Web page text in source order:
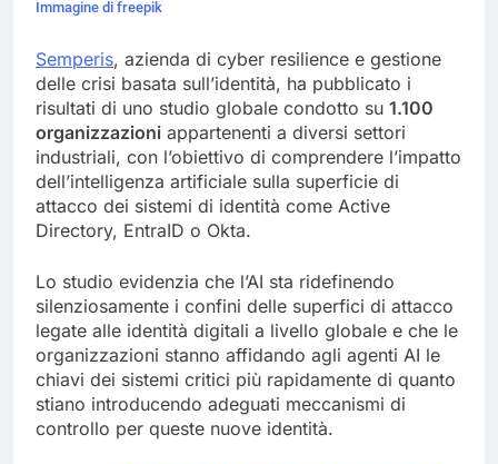
Immagine di freepik
Semperis, azienda di cyber resilience e gestione
delle crisi basata sull’identità, ha pubblicato i
risultati di uno studio globale condotto su 1.100
organizzazioni appartenenti a diversi settori
industriali, con l’obiettivo di comprendere l’impatto
dell’intelligenza artificiale sulla superficie di
attacco dei sistemi di identità come Active
Directory, EntraID o Okta.
Lo studio evidenzia che l’AI sta ridefinendo
silenziosamente i confini delle superfici di attacco
legate alle identità digitali a livello globale e che le
organizzazioni stanno affidando agli agenti AI le
chiavi dei sistemi critici più rapidamente di quanto
stiano introducendo adeguati meccanismi di
controllo per queste nuove identità.